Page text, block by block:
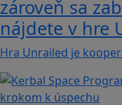
zároveň sa
nájdete v hre
Hra Unrailed je